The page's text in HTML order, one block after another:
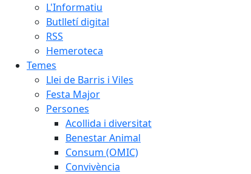
L'Informatiu
Butlletí digital
RSS
Hemeroteca
Temes
Llei de Barris i Viles
Festa Major
Persones
Acollida i diversitat
Benestar Animal
Consum (OMIC)
Convivència